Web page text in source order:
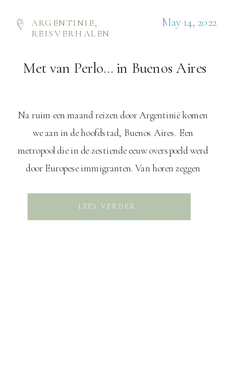
Met van Perlo… in Buenos Aires
Na ruim een maand reizen door Argentinië komen
we aan in de hoofdstad, Buenos Aires. Een
metropool die in de zestiende eeuw overspoeld werd
door Europese immigranten. Van horen zeggen
meerdere mensen ontmoet die ons vertelden over
Buenos Aires en hoe je je hier maanden kunt
LEES VERDER..
ARGENTINIE,
REISVERHALEN
May 14, 2022